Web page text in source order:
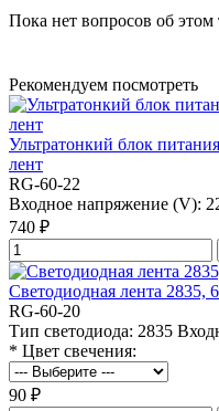
Пока нет вопросов об
Рекомендуем посмотреть
Ультратонкий блок
лент
RG-60-22
Входное напряжение (V):
740 ₽
Светодиодная лента 2835,
RG-60-20
Тип светодиода: 2835
* Цвет свечения:
90 ₽